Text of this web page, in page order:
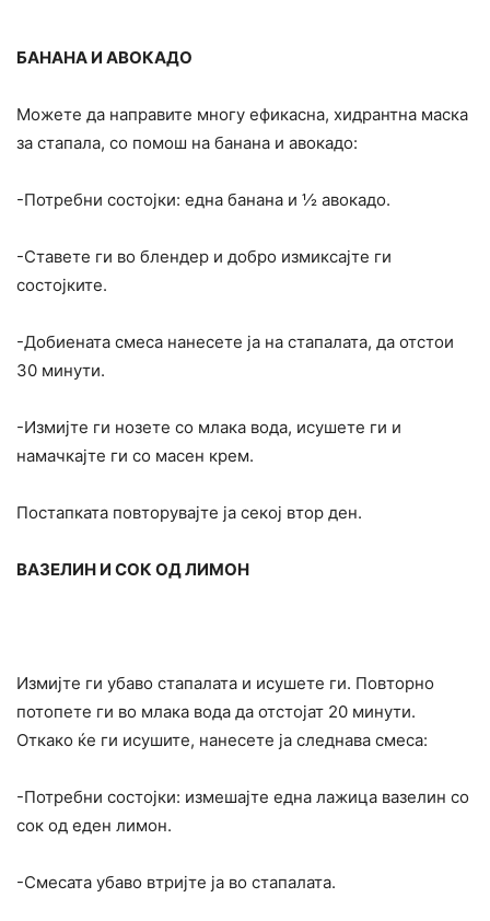
БАНАНА И АВОКАДО
Можете да направите многу ефикасна, хидрантна маска
за стапала, со помош на банана и авокадо:
-Потребни состојки: една банана и ½ авокадо.
-Ставете ги во блендер и добро измиксајте ги
состојките.
-Добиената смеса нанесете ја на стапалата, да отстои
30 минути.
-Измијте ги нозете со млака вода, исушете ги и
намачкајте ги со масен крем.
Постапката повторувајте ја секој втор ден.
ВАЗЕЛИН И СОК ОД ЛИМОН
Измијте ги убаво стапалата и исушете ги. Повторно
потопете ги во млака вода да отстојат 20 минути.
Откако ќе ги исушите, нанесете ја следнава смеса:
-Потребни состојки: измешајте една лажица вазелин со
сок од еден лимон.
-Смесата убаво втријте ја во стапалата.